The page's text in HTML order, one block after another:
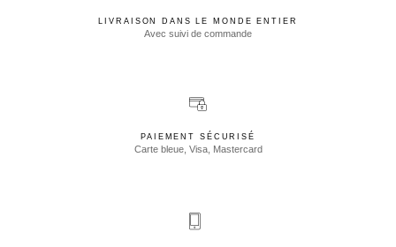
LIVRAISON DANS LE MONDE ENTIER
Avec suivi de commande
PAIEMENT SÉCURISÉ
Carte bleue, Visa, Mastercard